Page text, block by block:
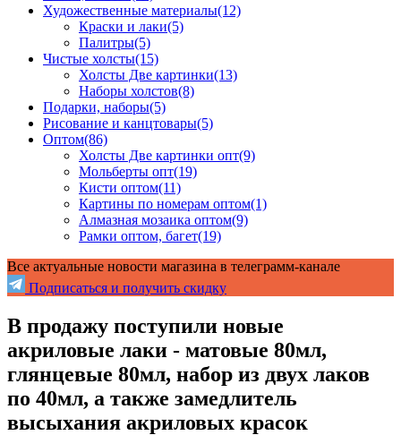
Художественные материалы(12)
Краски и лаки(5)
Палитры(5)
Чистые холсты(15)
Холсты Две картинки(13)
Наборы холстов(8)
Подарки, наборы(5)
Рисование и канцтовары(5)
Оптом(86)
Холсты Две картинки опт(9)
Мольберты опт(19)
Кисти оптом(11)
Картины по номерам оптом(1)
Алмазная мозаика оптом(9)
Рамки оптом, багет(19)
Все актуальные новости магазина в телеграмм-канале
Подписаться и получить скидку
В продажу поступили новые
акриловые лаки - матовые 80мл,
глянцевые 80мл, набор из двух лаков
по 40мл, а также замедлитель
высыхания акриловых красок